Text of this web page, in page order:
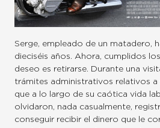
Serge, empleado de un matadero,
dieciséis años. Ahora, cumplidos
deseo es retirarse. Durante una
trámites administrativos relativos a
que a lo largo de su caótica vida
olvidaron, nada casualmente,
conseguir recibir el dinero que le